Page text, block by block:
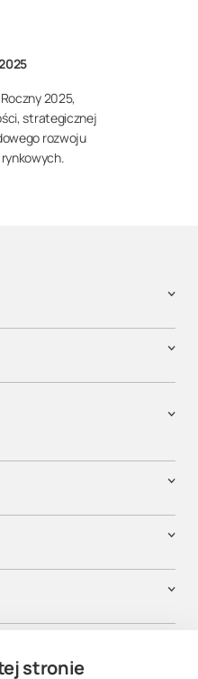
stronie
2025,
strategicznej
rozwoju